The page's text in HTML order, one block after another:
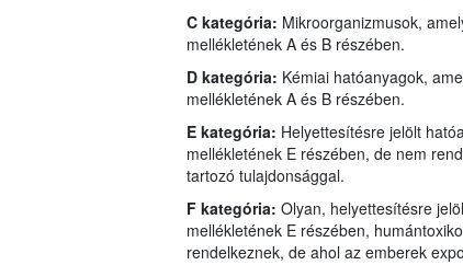
C kategória: Mikroorganizmusok,
mellékletének A és B részében.
D kategória: Kémiai hatóanyagok,
mellékletének A és B részében.
E kategória: Helyettesítésre jelölt
mellékletének E részében, de nem
tartozó tulajdonsággal.
F kategória: Olyan, helyettesítésre
mellékletének E részében,
rendelkeznek, de ahol az emberek